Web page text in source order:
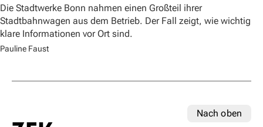
Die Stadtwerke Bonn nahmen einen Großteil ihrer
Stadtbahnwagen aus dem Betrieb. Der Fall zeigt, wie wichtig
klare Informationen vor Ort sind.
Pauline Faust
Nach oben